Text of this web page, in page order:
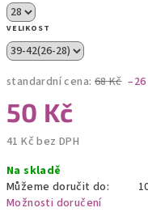
VELIKOST
standardní cena: 68 Kč
50 Kč
41 Kč bez DPH
cena:
Na skladě
Můžeme doručit do:
Možnosti doručení